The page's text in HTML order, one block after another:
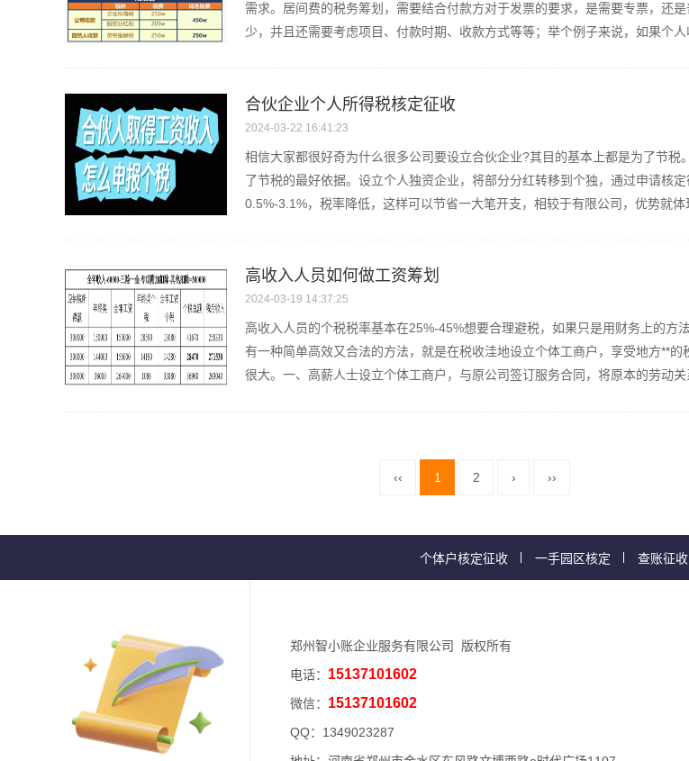
需求。居间费的税务筹划，需要结合付款方对于发票的要求，是需要专票，还
少，并且还需要考虑项目、付款时期、收款方式等等；举个例子来说，如果个
合伙企业个人所得税核定征收
2024-03-22 16:41:23
相信大家都很好奇为什么很多公司要设立合伙企业?其目的基本上都是为了节税
了节税的最好依据。设立个人独资企业，将部分分红转移到个独，通过申请核
0.5%-3.1%，税率降低，这样可以节省一大笔开支，相较于有限公司，优势就体
高收入人员如何做工资筹划
2024-03-19 14:37:25
高收入人员的个税税率基本在25%-45%想要合理避税，如果只是用财务上的方
有一种简单高效又合法的方法，就是在税收洼地设立个体工商户，享受地方**
很大。一、高薪人士设立个体工商户，与原公司签订服务合同，将原本的劳动
‹‹ 1 2 › ››
个体户核定征收 一手园区核定 查账征收
郑州智小账企业服务有限公司 版权所有
电话： 15137101602
微信： 15137101602
QQ： 1349023287